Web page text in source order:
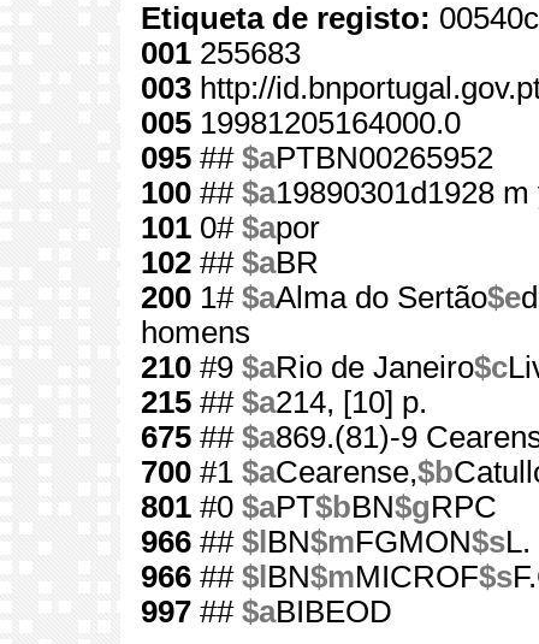
Etiqueta de registo:
001 255683
003 http://
005 19981205164000.0
095 ## $aPTBN00265952
100 ## $a19890301d1928
101 0# $apor
102 ## $aBR
200 1# $aAlma do Sertão$e
homens
210 #9 $aRio de Janeiro$c
215 ## $a214, [10] p.
675 ## $a869.(81)-9
700 #1 $aCearense,$b
801 #0 $aPT$bBN$gRPC
966 ## $l BN$mFGMON$sL.
966 ## $l BN$mMICROF$s
997 ## $aBIBEOD